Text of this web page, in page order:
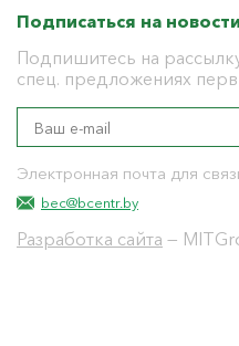
Подписаться на новости
Подпишитесь на
спец. предложениях
Электронная почта для
bec@bcentr.by
Разработка сайта —